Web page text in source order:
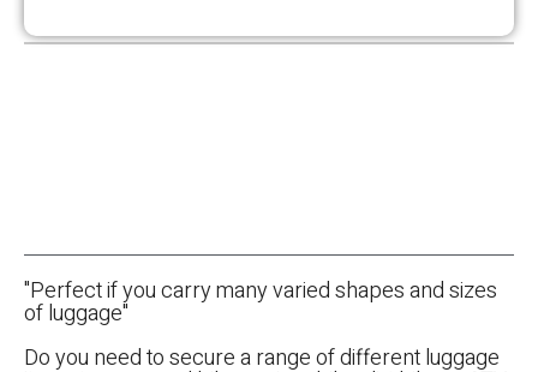
"Perfect if you carry many varied shapes and sizes
of luggage"
Do you need to secure a range of different luggage